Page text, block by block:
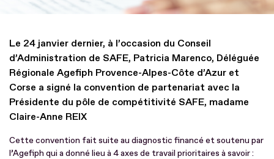
Le 24 janvier dernier, à l’occasion du Conseil
d’Administration de SAFE, Patricia Marenco, Déléguée
Régionale Agefiph Provence-Alpes-Côte d’Azur et
Corse a signé la convention de partenariat avec la
Présidente du pôle de compétitivité SAFE, madame
Claire-Anne REIX
Cette convention fait suite au diagnostic financé et soutenu par
l’Agefiph qui a donné lieu à 4 axes de travail prioritaires à savoir :